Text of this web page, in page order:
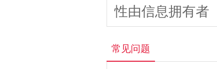
性由信息拥有者
常见问题